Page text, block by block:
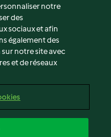
notre
des
sociaux et afin
également des
notre site avec
et de réseaux